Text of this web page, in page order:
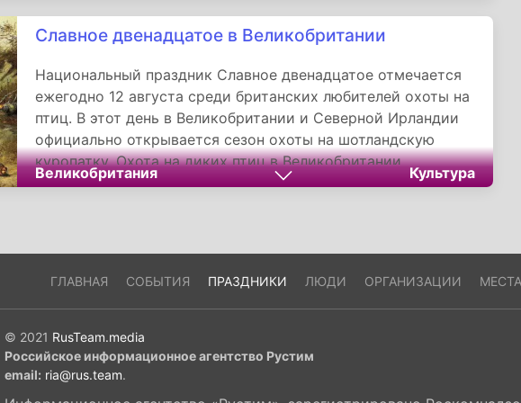
Славное двенадцатое в Великобритании
Национальный праздник Славное двенадцатое отмечается
ежегодно 12 августа среди британских любителей охоты на
птиц. В этот день в Великобритании и Северной Ирландии
официально открывается сезон охоты на шотландскую
куропатку. Охота на диких птиц в Великобритании
регламентируется Законом о дичи, задача которого -
Великобритания Культура
ГЛАВНАЯ СОБЫТИЯ ПРАЗДНИКИ ЛЮДИ ОРГАНИЗАЦИИ МЕСТА
© 2021 RusTeam.media
Российское информационное агентство Рустим
email: ria@rus.team.